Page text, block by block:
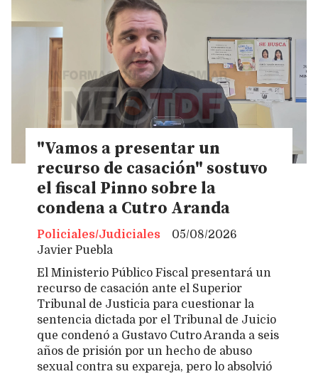
"Vamos a presentar un
recurso de casación" sostuvo
el fiscal Pinno sobre la
condena a Cutro Aranda
Javier Puebla
Policiales/Judiciales 05/08/2026
El Ministerio Público Fiscal presentará un
recurso de casación ante el Superior
Tribunal de Justicia para cuestionar la
sentencia dictada por el Tribunal de Juicio
que condenó a Gustavo Cutro Aranda a seis
años de prisión por un hecho de abuso
sexual contra su expareja, pero lo absolvió